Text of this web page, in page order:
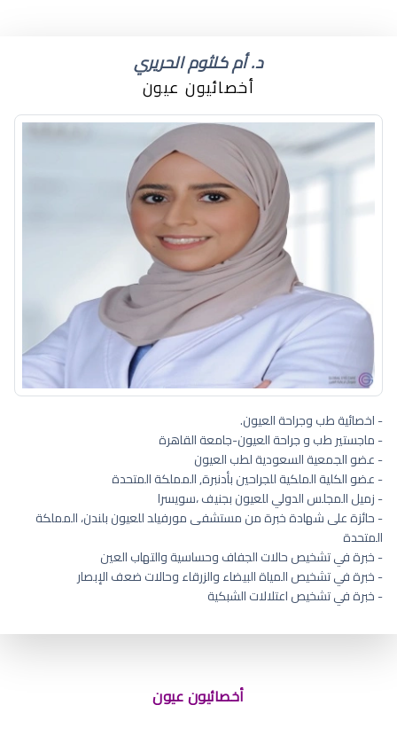
د. أم كلثوم الحريري
أخصائيون عيون
- اخصائية طب وجراحة العيون.
- ماجستير طب و جراحة العيون-جامعة القاهرة
- عضو الجمعية السعودية لطب العيون
- عضو الكلية الملكية للجراحين بأدنبرة, المملكة المتحدة
- زميل المجلس الدولي للعيون بجنيف ،سويسرا
- حائزة على شهادة خبرة من مستشفى مورفيلد للعيون بلندن، المملكة
المتحدة
- خبرة في تشخيص حالات الجفاف وحساسية والتهاب العين
- خبرة في تشخيص المياة البيضاء والزرقاء وحالات ضعف الإبصار
- خبرة في تشخيص اعتلالات الشبكية
أسباب جفاف العين عند الاستيقاظ
أخصائيون عيون